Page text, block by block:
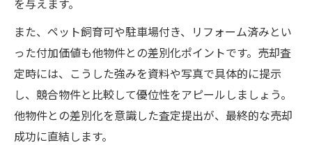
また、ペット飼育可や駐車場付き、リフォーム済みとい
った付加価値も他物件との差別化ポイントです。売却査
定時には、こうした強みを資料や写真で具体的に提示
し、競合物件と比較して優位性をアピールしましょう。
他物件との差別化を意識した査定提出が、最終的な売却
成功に直結します。